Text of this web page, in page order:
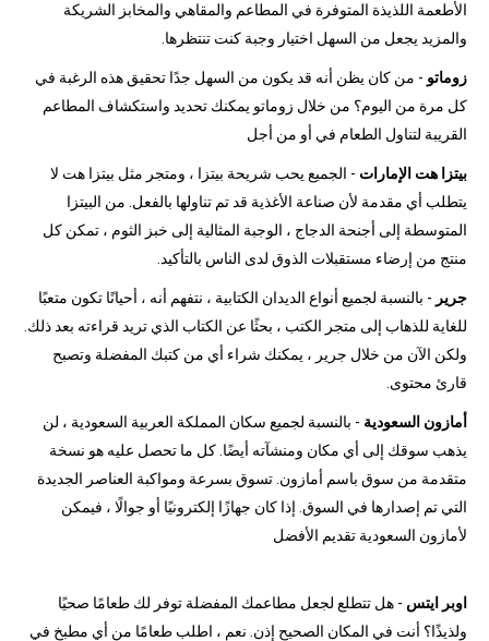
الأطعمة اللذيذة المتوفرة في المطاعم والمقاهي والمخابز الشريكة
والمزيد يجعل من السهل اختيار وجبة كنت تنتظرها.
زوماتو - من كان يظن أنه قد يكون من السهل جدًا تحقيق هذه الرغبة في
كل مرة من اليوم؟ من خلال زوماتو يمكنك تحديد واستكشاف المطاعم
القريبة لتناول الطعام في أو من أجل
بيتزا هت الإمارات - الجميع يحب شريحة بيتزا ، ومتجر مثل بيتزا هت لا
يتطلب أي مقدمة لأن صناعة الأغذية قد تم تناولها بالفعل. من البيتزا
المتوسطة إلى أجنحة الدجاج ، الوجبة المثالية إلى خبز الثوم ، تمكن كل
منتج من إرضاء مستقبلات الذوق لدى الناس بالتأكيد.
جرير - بالنسبة لجميع أنواع الديدان الكتابية ، نتفهم أنه ، أحيانًا تكون متعبًا
للغاية للذهاب إلى متجر الكتب ، بحثًا عن الكتاب الذي تريد قراءته بعد ذلك.
ولكن الآن من خلال جرير ، يمكنك شراء أي من كتبك المفضلة وتصبح
قارئ محتوى.
أمازون السعودية - بالنسبة لجميع سكان المملكة العربية السعودية ، لن
يذهب سوقك إلى أي مكان ومنشآته أيضًا. كل ما تحصل عليه هو نسخة
متقدمة من سوق باسم أمازون. تسوق بسرعة ومواكبة العناصر الجديدة
التي تم إصدارها في السوق. إذا كان جهازًا إلكترونيًا أو جوالًا ، فيمكن
لأمازون السعودية تقديم الأفضل
اوبر ايتس - هل تتطلع لجعل مطاعمك المفضلة توفر لك طعامًا صحيًا
ولذيذًا؟ أنت في المكان الصحيح إذن. نعم ، اطلب طعامًا من أي مطبخ في